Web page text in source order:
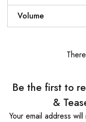
Volume
Be the first to
&
Your email address